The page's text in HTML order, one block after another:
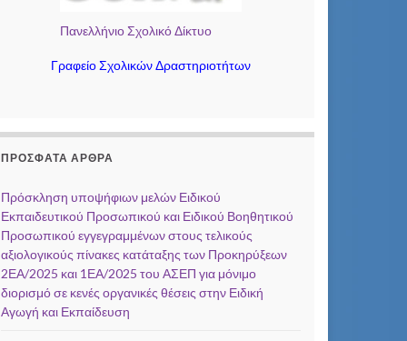
Πανελλήνιο Σχολικό Δίκτυο
Γραφείο Σχολικών Δραστηριοτήτων
ΠΡΌΣΦΑΤΑ ΆΡΘΡΑ
Πρόσκληση υποψήφιων μελών Ειδικού
Εκπαιδευτικού Προσωπικού και Ειδικού Βοηθητικού
Προσωπικού εγγεγραμμένων στους τελικούς
αξιολογικούς πίνακες κατάταξης των Προκηρύξεων
2ΕΑ/2025 και 1ΕΑ/2025 του ΑΣΕΠ για μόνιμο
διορισμό σε κενές οργανικές θέσεις στην Ειδική
Αγωγή και Εκπαίδευση